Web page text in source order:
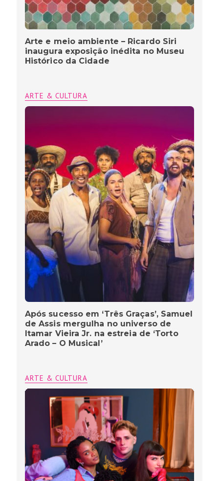
Arte e meio ambiente – Ricardo Siri
inaugura exposição inédita no Museu
Histórico da Cidade
ARTE & CULTURA
Após sucesso em ‘Três Graças’, Samuel
de Assis mergulha no universo de
Itamar Vieira Jr. na estreia de ‘Torto
Arado – O Musical’
ARTE & CULTURA